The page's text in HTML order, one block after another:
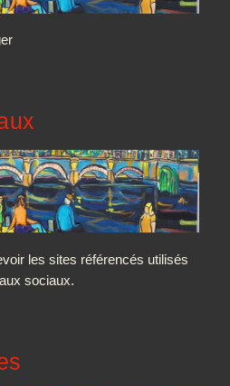
les sites référencés utilisés
sociaux.